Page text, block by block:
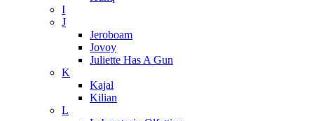
I
J
Jeroboam
Jovoy
Juliette Has A Gun
K
Kajal
Kilian
L